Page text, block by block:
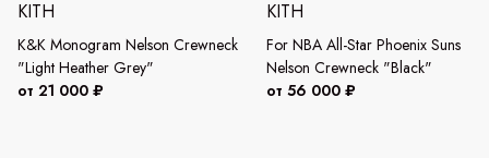
KITH
K&K Monogram Nelson Crewneck
"Light Heather Grey"
от 21 000 ₽
KITH
For NBA All-Star Phoenix Suns
Nelson Crewneck "Black"
от 56 000 ₽